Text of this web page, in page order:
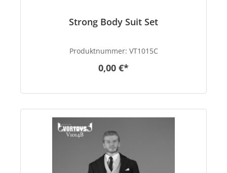
Strong Body Suit Set
Produktnummer: VT1015C
0,00 €*